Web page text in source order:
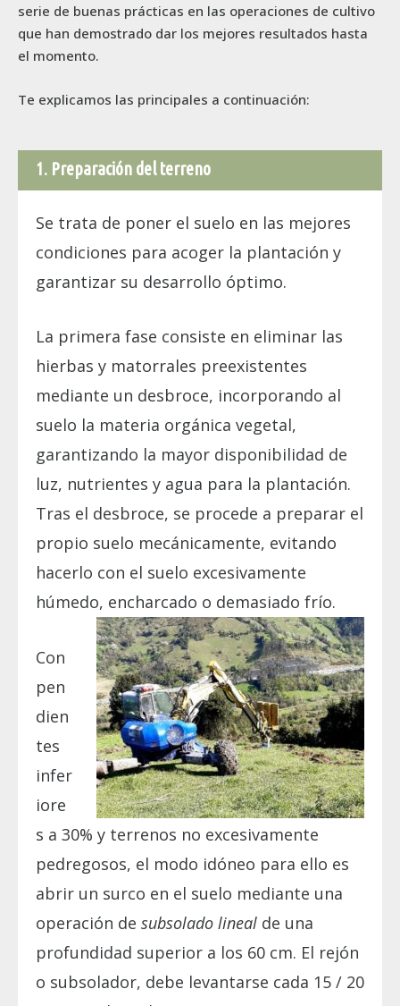
serie de buenas prácticas en las operaciones de cultivo
que han demostrado dar los mejores resultados hasta
el momento.
Te explicamos las principales a continuación:
1. Preparación del terreno
Se trata de poner el suelo en las mejores
condiciones para acoger la plantación y
garantizar su desarrollo óptimo.
La primera fase consiste en eliminar las
hierbas y matorrales preexistentes
mediante un desbroce, incorporando al
suelo la materia orgánica vegetal,
garantizando la mayor disponibilidad de
luz, nutrientes y agua para la plantación.
Tras el desbroce, se procede a preparar el
propio suelo mecánicamente, evitando
hacerlo con el suelo excesivamente
húmedo, encharcado o demasiado frío.
Con
pen
dien
tes
infer
iore
s a 30% y terrenos no excesivamente
pedregosos, el modo idóneo para ello es
abrir un surco en el suelo mediante una
operación de subsolado lineal de una
profundidad superior a los 60 cm. El rejón
o subsolador, debe levantarse cada 15 / 20